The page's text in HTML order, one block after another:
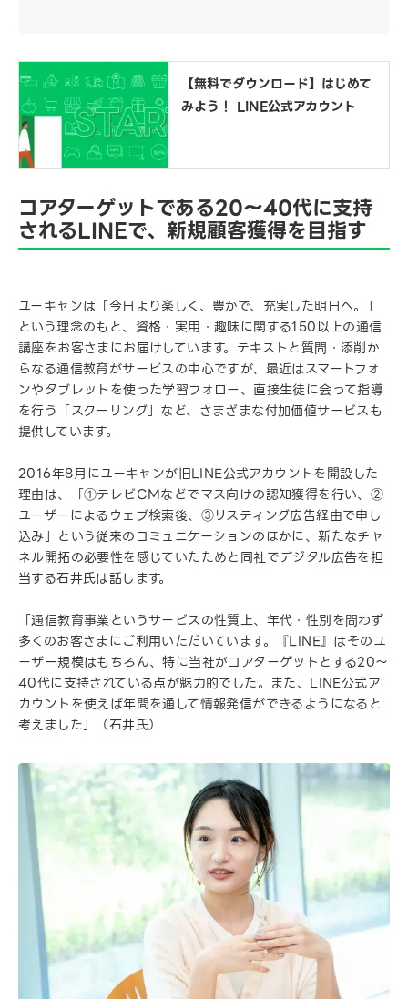
【無料でダウンロード】はじめて
みよう！ LINE公式アカウント
コアターゲットである20〜40代に支持
されるLINEで、新規顧客獲得を目指す
ユーキャンは「今日より楽しく、豊かで、充実した明日へ。」
という理念のもと、資格・実用・趣味に関する150以上の通信
講座をお客さまにお届けしています。テキストと質問・添削か
らなる通信教育がサービスの中心ですが、最近はスマートフォ
ンやタブレットを使った学習フォロー、直接生徒に会って指導
を行う「スクーリング」など、さまざまな付加価値サービスも
提供しています。
2016年8月にユーキャンが旧LINE公式アカウントを開設した
理由は、「①テレビCMなどでマス向けの認知獲得を行い、②
ユーザーによるウェブ検索後、③リスティング広告経由で申し
込み」という従来のコミュニケーションのほかに、新たなチャ
ネル開拓の必要性を感じていたためと同社でデジタル広告を担
当する石井氏は話します。
「通信教育事業というサービスの性質上、年代・性別を問わず
多くのお客さまにご利用いただいています。『LINE』はそのユ
ーザー規模はもちろん、特に当社がコアターゲットとする20〜
40代に支持されている点が魅力的でした。また、LINE公式ア
カウントを使えば年間を通して情報発信ができるようになると
考えました」（石井氏）